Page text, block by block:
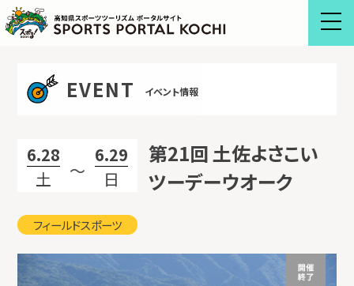
Skip
to
EVENT イベント情報
6.28
土
〜
6.29
日
第21回 土佐よさこい
ツーデーウオーク
フィールドスポーツ